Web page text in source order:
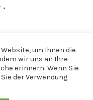
um Ihnen die
wir uns an Ihre
erinnern. Wenn Sie
der Verwendung